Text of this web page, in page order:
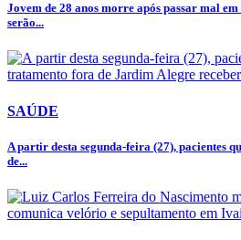
Jovem de 28 anos morre após passar mal
serão...
SAÚDE
A partir desta segunda-feira (27), pacientes
de...